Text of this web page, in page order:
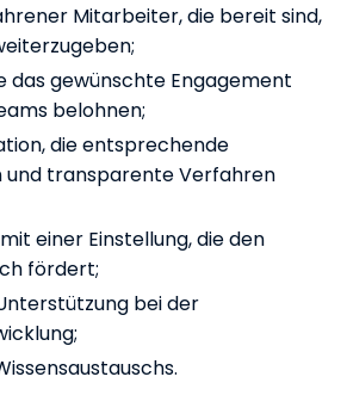
Mitarbeiter, die bereit sind,
das gewünschte Engagement
belohnen;
die entsprechende
und transparente Verfahren
einer Einstellung, die den
fördert;
bei der